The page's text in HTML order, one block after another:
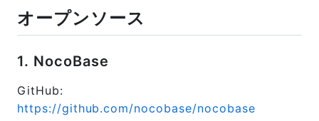
オープンソース
1. NocoBase
GitHub:
https://github.com/nocobase/nocobase